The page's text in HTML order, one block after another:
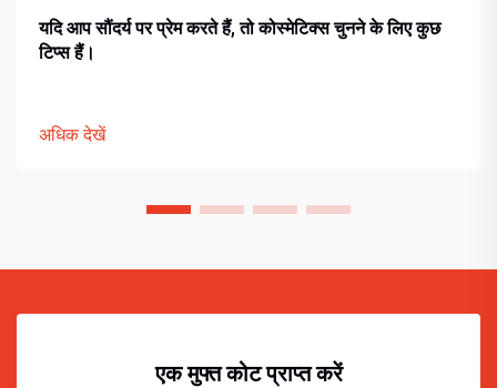
यदि आप सौंदर्य पर प्रेम करते हैं, तो कोस्मेटिक्स चुनने के लिए कुछ
टिप्स हैं।
अधिक देखें
एक मुफ्त कोट प्राप्त करें